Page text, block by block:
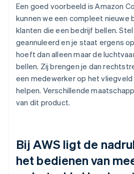
Een goed voorbeeld is Amazon
kunnen we een compleet nieuwe
klanten die een bedrijf bellen.
geannuleerd en je staat ergens
hoeft dan alleen maar de
bellen. Zij brengen je dan
een medewerker op het
helpen. Verschillende
van dit product.
Bij AWS ligt de
het bedienen van